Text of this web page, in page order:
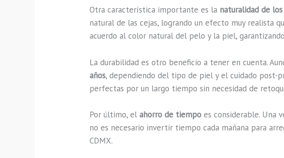
Otra característica importante es la naturalidad de
natural de las cejas, logrando un efecto muy realista
acuerdo al color natural del pelo y la piel,
La durabilidad es otro beneficio a tener en cuenta.
años, dependiendo del tipo de piel y el cuidado post-
perfectas por un largo tiempo sin necesidad de
Por último, elahorro de tiempo es considerable. Una
no es necesario invertir tiempo cada mañana para
CDMX.